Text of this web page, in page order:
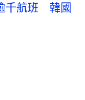
千航班 韓國